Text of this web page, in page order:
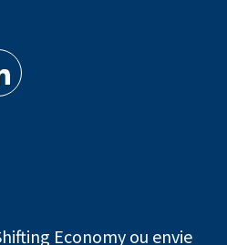
Economy ou envie